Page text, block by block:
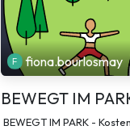
fiona.bourlosmay
BEWEGT IM
BEWEGT IM PARK -